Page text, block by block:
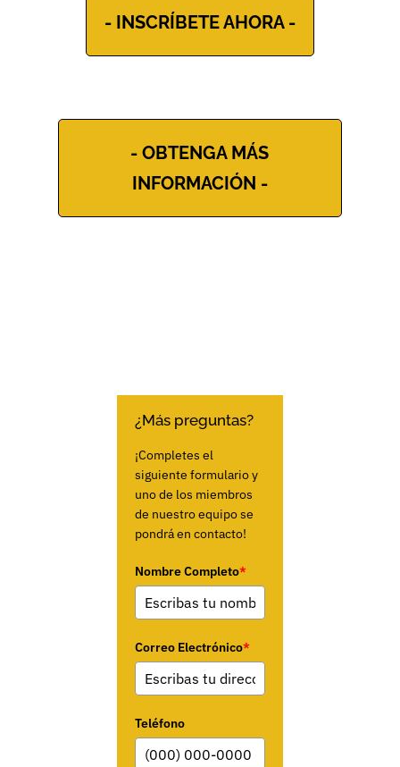
- INSCRÍBETE AHORA -
- OBTENGA MÁS
INFORMACIÓN -
¿Más preguntas?
¡Completes el
siguiente formulario y
uno de los miembros
de nuestro equipo se
pondrá en contacto!
Nombre Completo*
Correo Electrónico*
Teléfono